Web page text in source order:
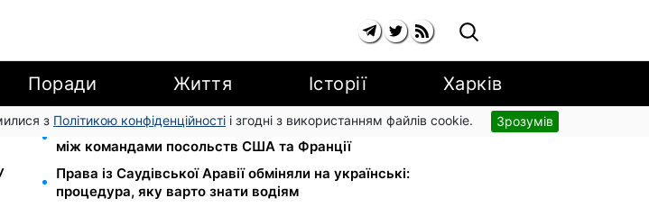
Поради Життя Історії Харків
з Політикою конфіденційності і згодні з використанням файлів cookie. Зрозумів
На стадіоні «Спартак» у Києві відбувся товариський матч
між командами посольств США та Франції
Права із Саудівської Аравії обміняли на українські:
процедура, яку варто знати водіям